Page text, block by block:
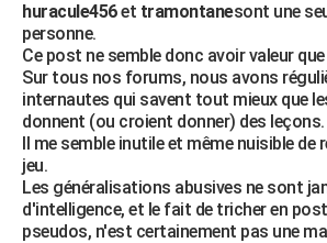
huracule456et tramontanesont une
personne.
Ce post ne semble donc avoir valeur
Sur tous nos forums, nous avons
internautes qui savent tout mieux que
donnent (ou croient donner) des leçons.
Il me semble inutile et même nuisible de
jeu.
Les généralisations abusives ne sont
d'intelligence, et le fait de tricher en
pseudos, n'est certainement pas une